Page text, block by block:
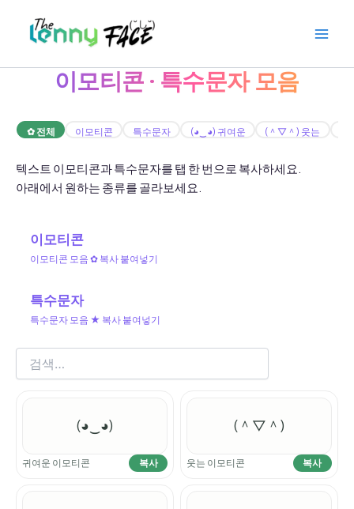
content
이모티콘 · 특수문자 모음
✿ 전체 이모티콘 특수문자 (◕‿◕) 귀여운 (＾▽＾) 웃는
텍스트 이모티콘과 특수문자를 탭 한 번으로 복사하세요.
아래에서 원하는 종류를 골라보세요.
이모티콘
이모티콘 모음 ✿ 복사 붙여넣기
특수문자
특수문자 모음 ★ 복사 붙여넣기
(◕‿◕)
귀여운 이모티콘 복사
(＾▽＾)
웃는 이모티콘 복사